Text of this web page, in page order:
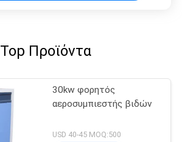
Top Προϊόντα
30kw φορητός
αεροσυμπιεστής βιδών
USD 40-45 MOQ:500